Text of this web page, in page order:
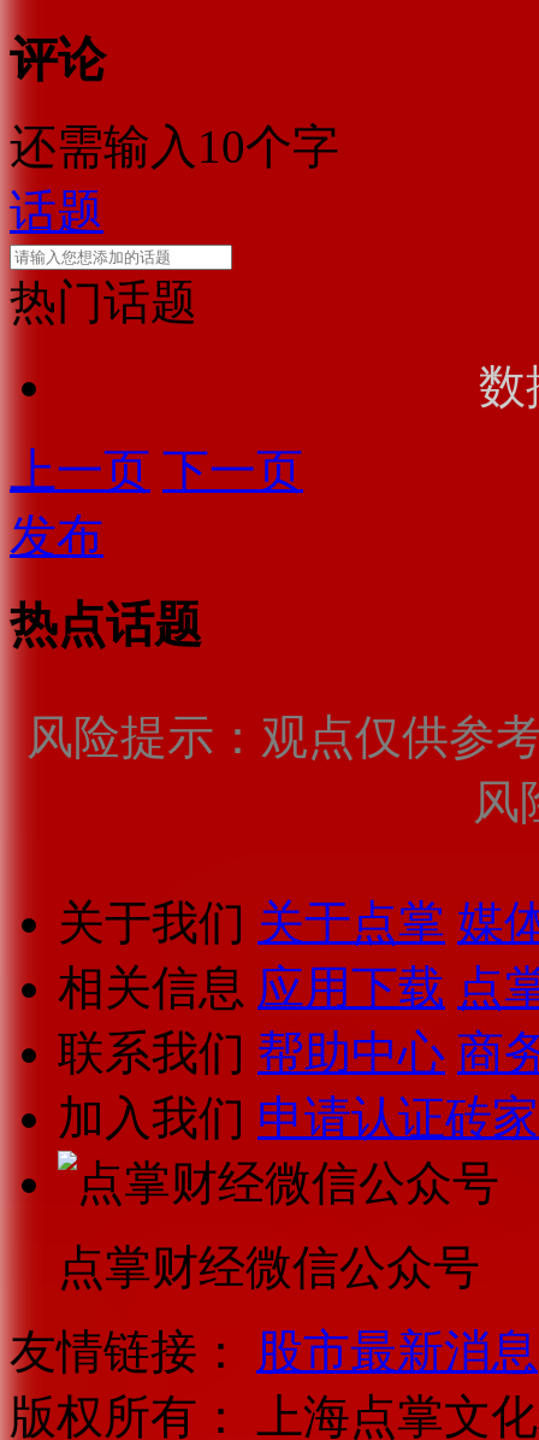
评论
还需输入10个字
话题
热门话题
数
上一页 下一页
发布
热点话题
风险提示：观点仅供参
风
关于我们 关于点掌 媒
相关信息 应用下载 点
联系我们 帮助中心 商
加入我们 申请认证砖家
点掌财经微信公众号
友情链接：
股市最新消息
版权所有：
上海点掌文